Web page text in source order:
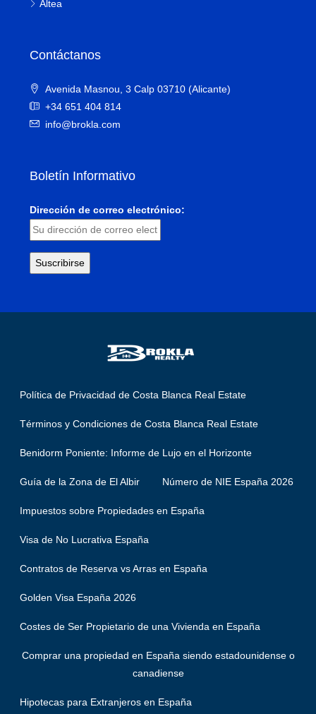
Altea
Contáctanos
Avenida Masnou, 3 Calp 03710 (Alicante)
+34 651 404 814
info@brokla.com
Boletín Informativo
Dirección de correo electrónico:
Política de Privacidad de Costa Blanca Real Estate
Términos y Condiciones de Costa Blanca Real Estate
Benidorm Poniente: Informe de Lujo en el Horizonte
Guía de la Zona de El Albir Número de NIE España 2026
Impuestos sobre Propiedades en España
Visa de No Lucrativa España
Contratos de Reserva vs Arras en España
Golden Visa España 2026
Costes de Ser Propietario de una Vivienda en España
Comprar una propiedad en España siendo estadounidense o
canadiense
Hipotecas para Extranjeros en España